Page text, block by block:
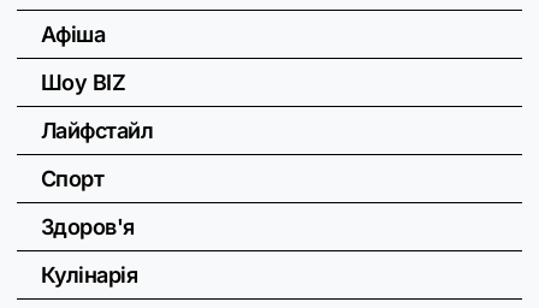
Афіша
Шоу BIZ
Лайфстайл
Спорт
Здоров'я
Кулінарія